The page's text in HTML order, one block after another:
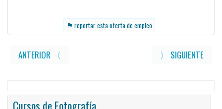
⚑ reportar esta oferta de empleo
ANTERIOR 〈 〉 SIGUIENTE
Cursos de Fotografía